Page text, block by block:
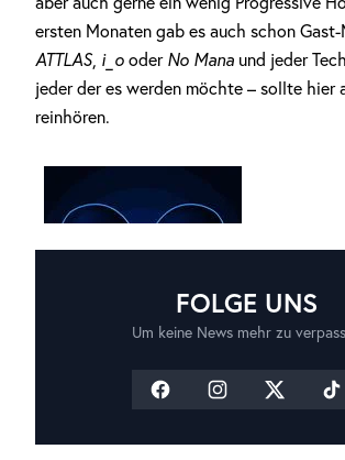
ersten Monaten gab es auch schon
ATTLAS, i_o oder No Mana und jeder
jeder der es werden möchte – sollte hier
reinhören.
FOLGE UNS
Um keine News mehr zu